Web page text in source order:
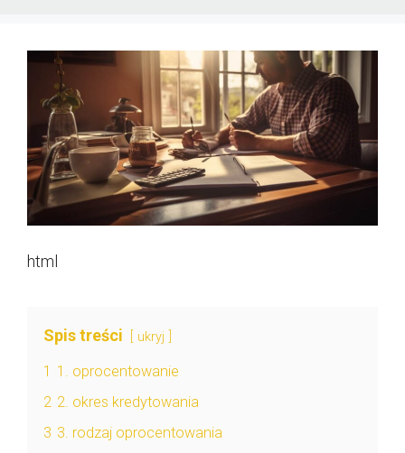
html
Spis treści ukryj
1 1. oprocentowanie
2 2. okres kredytowania
3 3. rodzaj oprocentowania